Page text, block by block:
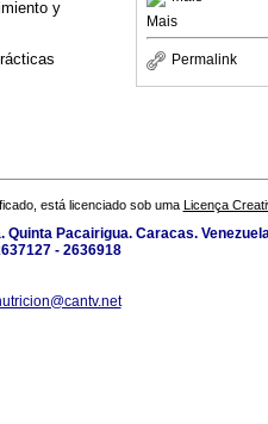
Mais
Permalink
y
está licenciado sob uma Licença
Pacairigua. Caracas.
- 2636918